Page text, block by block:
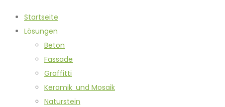
Startseite
Lösungen
Beton
Fassade
Graffitti
Keramik und Mosaik
Naturstein